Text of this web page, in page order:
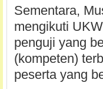
Sementara,
mengikuti
penguji yang
(kompeten)
peserta yang